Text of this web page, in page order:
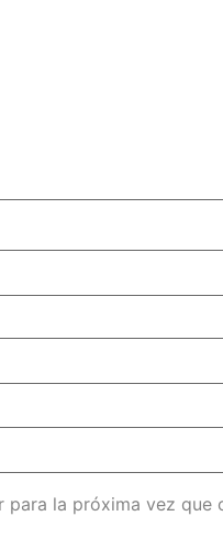
la próxima vez que